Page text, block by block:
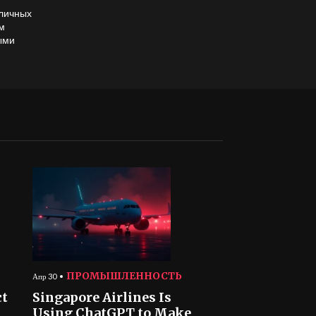
Апр 30 ПРОМЫШЛЕННОСТЬ
Singapore Airlines Is